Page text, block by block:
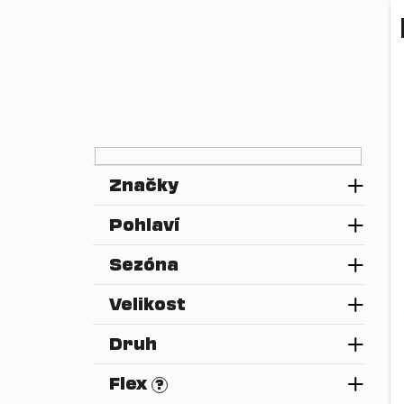
Značky
Pohlaví
Sezóna
Velikost
Druh
Flex ?
í